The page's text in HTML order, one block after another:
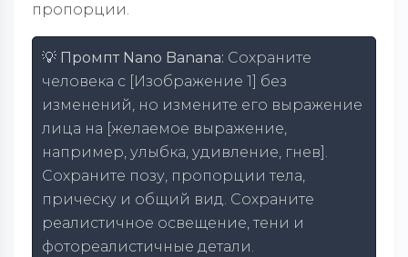
пропорции.
💡 Промпт Nano Banana: Сохраните
человека с [Изображение 1] без
изменений, но измените его выражение
лица на [желаемое выражение,
например, улыбка, удивление, гнев].
Сохраните позу, пропорции тела,
прическу и общий вид. Сохраните
реалистичное освещение, тени и
фотореалистичные детали.